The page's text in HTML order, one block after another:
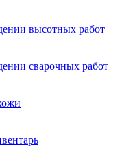
высотных работ
сварочных работ